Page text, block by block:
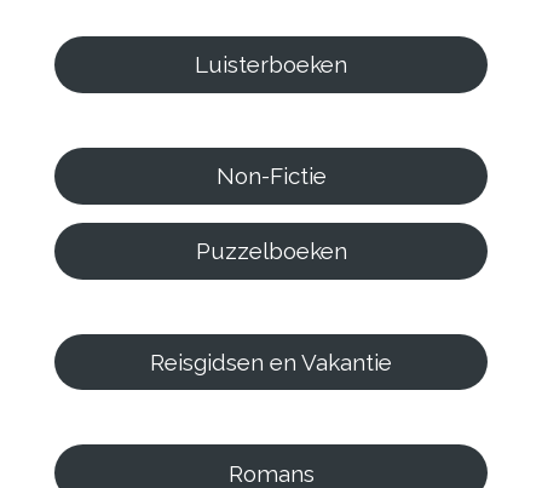
Luisterboeken
Non-Fictie
Puzzelboeken
Reisgidsen en Vakantie
Romans